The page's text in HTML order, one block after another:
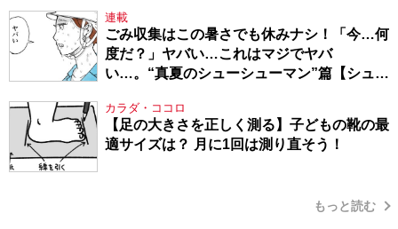
連載
ごみ収集はこの暑さでも休みナシ！「今…何
度だ？」ヤバい…これはマジでヤバ
い…。“真夏のシューシューマン”篇【シュー
カラダ・ココロ
【足の大きさを正しく測る】子どもの靴の最
適サイズは？ 月に1回は測り直そう！
もっと読む